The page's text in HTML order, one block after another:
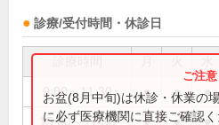
診療/受付時間・休診日
9:00～11:30 ● ● ●
15:00～17:30 ● ● ●
お盆(8月中旬)は休診・休業の
に必ず医療機関に直接ご確認く